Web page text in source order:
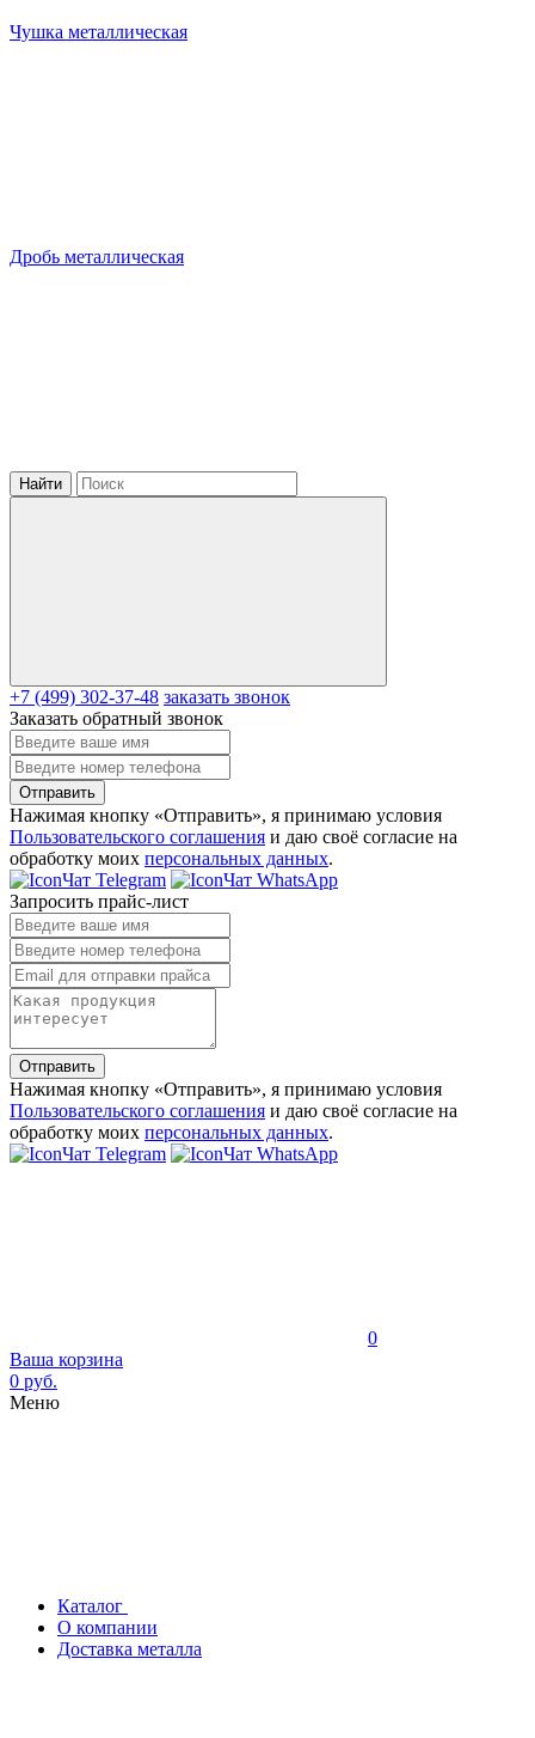
Чушка металлическая
Дробь металлическая
Найти
+7 (499) 302-37-48 заказать звонок
Заказать обратный звонок
Отправить
Нажимая кнопку «Отправить», я принимаю условия
Пользовательского соглашения и даю своё согласие на
обработку моих персональных данных.
Чат Telegram
Чат WhatsApp
Запросить прайс-лист
Отправить
Нажимая кнопку «Отправить», я принимаю условия
Пользовательского соглашения и даю своё согласие на
обработку моих персональных данных.
Чат Telegram
Чат WhatsApp
0
Ваша корзина
0 руб.
Меню
Каталог
О компании
Доставка металла